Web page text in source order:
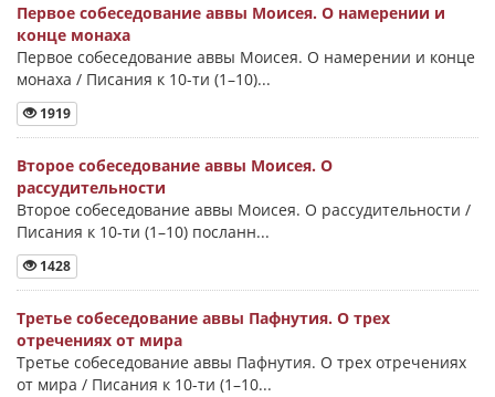
Первое собеседование аввы Моисея. О намерении и
конце монаха
Первое собеседование аввы Моисея. О намерении и конце
монаха / Писания к 10-ти (1–10)...
1919
Второе собеседование аввы Моисея. О
рассудительности
Второе собеседование аввы Моисея. О рассудительности /
Писания к 10-ти (1–10) посланн...
1428
Третье собеседование аввы Пафнутия. О трех
отречениях от мира
Третье собеседование аввы Пафнутия. О трех отречениях
от мира / Писания к 10-ти (1–10...